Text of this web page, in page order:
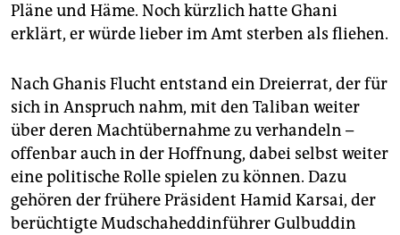
Pläne und Häme. Noch kürzlich hatte Ghani
erklärt, er würde lieber im Amt sterben als fliehen.
Nach Ghanis Flucht entstand ein Dreierrat, der für
sich in Anspruch nahm, mit den Taliban weiter
über deren Machtübernahme zu verhandeln –
offenbar auch in der Hoffnung, dabei selbst weiter
eine politische Rolle spielen zu können. Dazu
gehören der frühere Präsident Hamid Karsai, der
berüchtigte Mudschaheddinführer Gulbuddin